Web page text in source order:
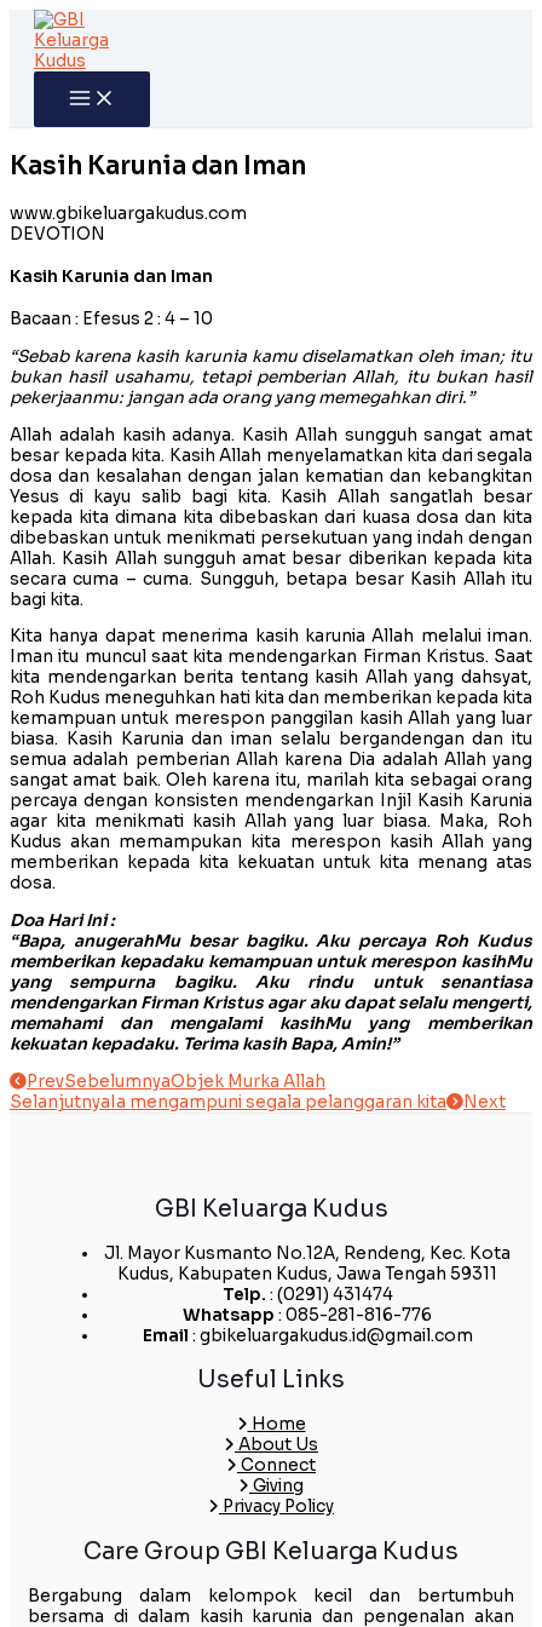
Skip
content
Kasih Karunia dan Iman
www.gbikeluargakudus.com
DEVOTION
Kasih Karunia dan Iman
Bacaan : Efesus 2 : 4 – 10
“Sebab karena kasih karunia kamu diselamatkan oleh iman; itu
bukan hasil usahamu, tetapi pemberian Allah, itu bukan hasil
pekerjaanmu: jangan ada orang yang memegahkan diri.”
Allah adalah kasih adanya. Kasih Allah sungguh sangat amat
besar kepada kita. Kasih Allah menyelamatkan kita dari segala
dosa dan kesalahan dengan jalan kematian dan kebangkitan
Yesus di kayu salib bagi kita. Kasih Allah sangatlah besar
kepada kita dimana kita dibebaskan dari kuasa dosa dan kita
dibebaskan untuk menikmati persekutuan yang indah dengan
Allah. Kasih Allah sungguh amat besar diberikan kepada kita
secara cuma – cuma. Sungguh, betapa besar Kasih Allah itu
bagi kita.
Kita hanya dapat menerima kasih karunia Allah melalui iman.
Iman itu muncul saat kita mendengarkan Firman Kristus. Saat
kita mendengarkan berita tentang kasih Allah yang dahsyat,
Roh Kudus meneguhkan hati kita dan memberikan kepada kita
kemampuan untuk merespon panggilan kasih Allah yang luar
biasa. Kasih Karunia dan iman selalu bergandengan dan itu
semua adalah pemberian Allah karena Dia adalah Allah yang
sangat amat baik. Oleh karena itu, marilah kita sebagai orang
percaya dengan konsisten mendengarkan Injil Kasih Karunia
agar kita menikmati kasih Allah yang luar biasa. Maka, Roh
Kudus akan memampukan kita merespon kasih Allah yang
memberikan kepada kita kekuatan untuk kita menang atas
dosa.
Doa Hari Ini :
“Bapa, anugerahMu besar bagiku. Aku percaya Roh Kudus
memberikan kepadaku kemampuan untuk merespon kasihMu
yang sempurna bagiku. Aku rindu untuk senantiasa
mendengarkan Firman Kristus agar aku dapat selalu mengerti,
memahami dan mengalami kasihMu yang memberikan
kekuatan kepadaku. Terima kasih Bapa, Amin!”
PrevSebelumnyaObjek Murka Allah
Selanjutnya Ia mengampuni segala pelanggaran kita Next
GBI Keluarga Kudus
Jl. Mayor Kusmanto No.12A, Rendeng, Kec. Kota
Kudus, Kabupaten Kudus, Jawa Tengah 59311
Telp. : (0291) 431474
Whatsapp : 085-281-816-776
Email : gbikeluargakudus.id@gmail.com
Useful Links
Home
About Us
Connect
Giving
Privacy Policy
Care Group GBI Keluarga Kudus
Bergabung dalam kelompok kecil dan bertumbuh
bersama di dalam kasih karunia dan pengenalan akan